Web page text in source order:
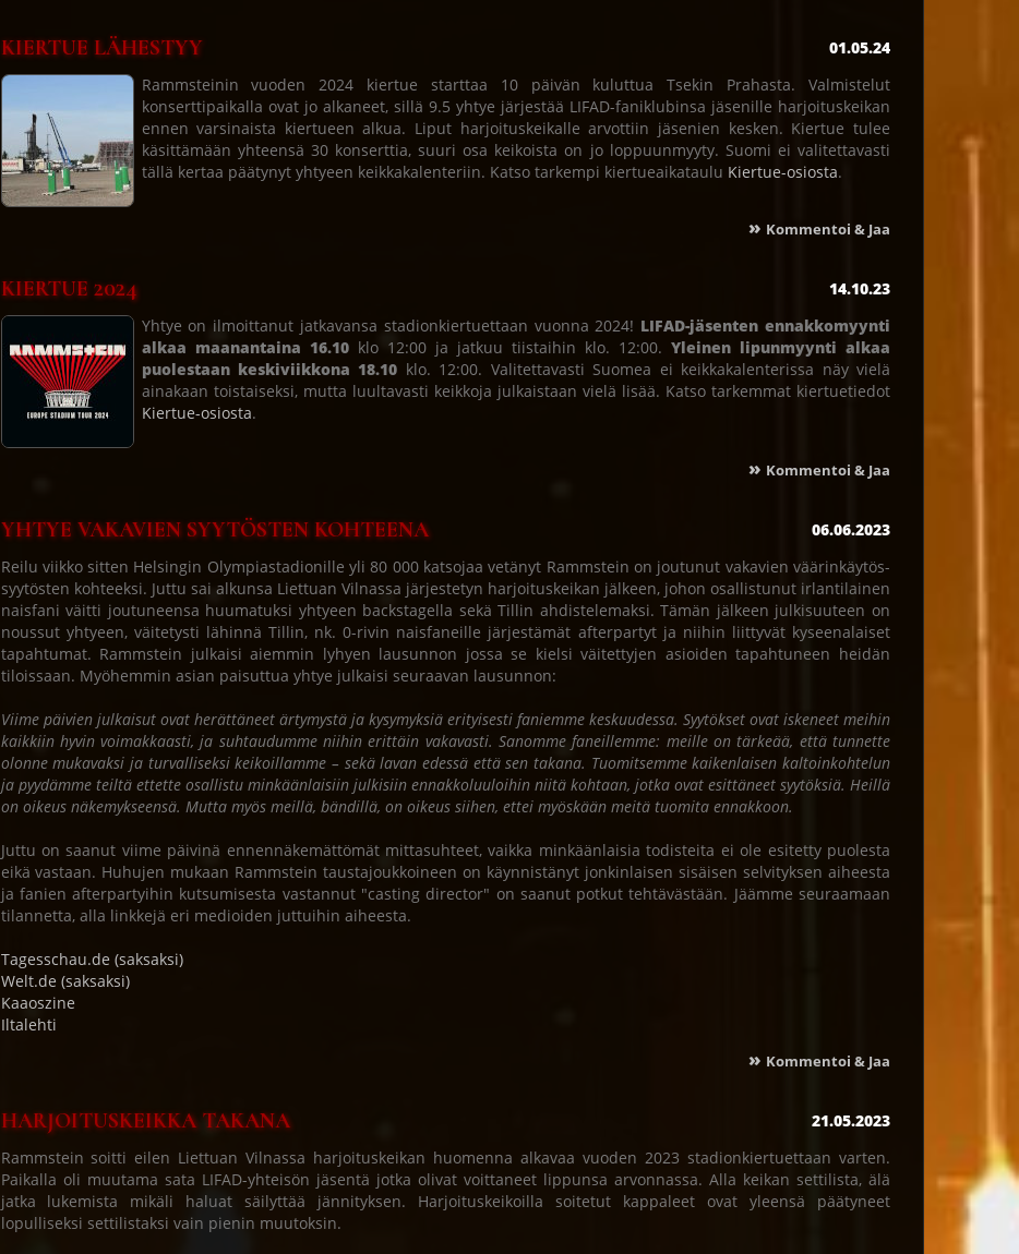
KIERTUE LÄHESTYY
01.05.24
Rammsteinin vuoden 2024 kiertue starttaa 10 päivän kuluttua Tsekin Prahasta. Valmistelut
konserttipaikalla ovat jo alkaneet, sillä 9.5 yhtye järjestää LIFAD-faniklubinsa jäsenille harjoituskeikan
ennen varsinaista kiertueen alkua. Liput harjoituskeikalle arvottiin jäsenien kesken. Kiertue tulee
käsittämään yhteensä 30 konserttia, suuri osa keikoista on jo loppuunmyyty. Suomi ei valitettavasti
tällä kertaa päätynyt yhtyeen keikkakalenteriin. Katso tarkempi kiertueaikataulu Kiertue-osiosta.
» Kommentoi & Jaa
KIERTUE 2024
14.10.23
Yhtye on ilmoittanut jatkavansa stadionkiertuettaan vuonna 2024! LIFAD-jäsenten ennakkomyynti
alkaa maanantaina 16.10klo 12:00 ja jatkuu tiistaihin klo. 12:00. Yleinen lipunmyynti alkaa
puolestaan keskiviikkona 18.10 klo. 12:00. Valitettavasti Suomea ei keikkakalenterissa näy vielä
ainakaan toistaiseksi, mutta luultavasti keikkoja julkaistaan vielä lisää. Katso tarkemmat kiertuetiedot
Kiertue-osiosta.
» Kommentoi & Jaa
YHTYE VAKAVIEN SYYTÖSTEN KOHTEENA
06.06.2023
Reilu viikko sitten Helsingin Olympiastadionille yli 80 000 katsojaa vetänyt Rammstein on joutunut vakavien väärinkäytös-
syytösten kohteeksi. Juttu sai alkunsa Liettuan Vilnassa järjestetyn harjoituskeikan jälkeen, johon osallistunut irlantilainen
naisfani väitti joutuneensa huumatuksi yhtyeen backstagella sekä Tillin ahdistelemaksi. Tämän jälkeen julkisuuteen on
noussut yhtyeen, väitetysti lähinnä Tillin, nk. 0-rivin naisfaneille järjestämät afterpartyt ja niihin liittyvät kyseenalaiset
tapahtumat. Rammstein julkaisi aiemmin lyhyen lausunnon jossa se kielsi väitettyjen asioiden tapahtuneen heidän
tiloissaan. Myöhemmin asian paisuttua yhtye julkaisi seuraavan lausunnon:
Viime päivien julkaisut ovat herättäneet ärtymystä ja kysymyksiä erityisesti faniemme keskuudessa. Syytökset ovat iskeneet meihin
kaikkiin hyvin voimakkaasti, ja suhtaudumme niihin erittäin vakavasti. Sanomme faneillemme: meille on tärkeää, että tunnette
olonne mukavaksi ja turvalliseksi keikoillamme – sekä lavan edessä että sen takana. Tuomitsemme kaikenlaisen kaltoinkohtelun
ja pyydämme teiltä ettette osallistu minkäänlaisiin julkisiin ennakkoluuloihin niitä kohtaan, jotka ovat esittäneet syytöksiä. Heillä
on oikeus näkemykseensä. Mutta myös meillä, bändillä, on oikeus siihen, ettei myöskään meitä tuomita ennakkoon.
Juttu on saanut viime päivinä ennennäkemättömät mittasuhteet, vaikka minkäänlaisia todisteita ei ole esitetty puolesta
eikä vastaan. Huhujen mukaan Rammstein taustajoukkoineen on käynnistänyt jonkinlaisen sisäisen selvityksen aiheesta
ja fanien afterpartyihin kutsumisesta vastannut "casting director" on saanut potkut tehtävästään. Jäämme seuraamaan
tilannetta, alla linkkejä eri medioiden juttuihin aiheesta.
Tagesschau.de (saksaksi)
Welt.de (saksaksi)
Kaaoszine
Iltalehti
» Kommentoi & Jaa
HARJOITUSKEIKKA TAKANA
21.05.2023
Rammstein soitti eilen Liettuan Vilnassa harjoituskeikan huomenna alkavaa vuoden 2023 stadionkiertuettaan varten.
Paikalla oli muutama sata LIFAD-yhteisön jäsentä jotka olivat voittaneet lippunsa arvonnassa. Alla keikan settilista, älä
jatka lukemista mikäli haluat säilyttää jännityksen. Harjoituskeikoilla soitetut kappaleet ovat yleensä päätyneet
lopulliseksi settilistaksi vain pienin muutoksin.